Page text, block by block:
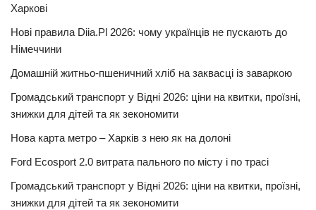
Харкові
Нові правила Diia.Pl 2026: чому українців не пускають до
Німеччини
Домашній житньо-пшеничний хліб на заквасці із заваркою
Громадський транспорт у Відні 2026: ціни на квитки, проїзні,
знижки для дітей та як зекономити
Нова карта метро – Харків з нею як на долоні
Ford Ecosport 2.0 витрата пального по місту і по трасі
Громадський транспорт у Відні 2026: ціни на квитки, проїзні,
знижки для дітей та як зекономити